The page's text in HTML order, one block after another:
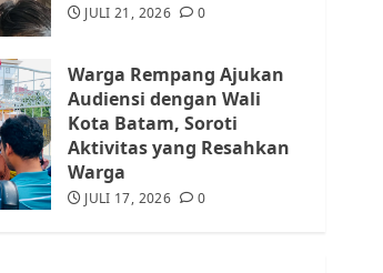
JULI 21, 2026 0
Warga Rempang Ajukan
Audiensi dengan Wali
Kota Batam, Soroti
Aktivitas yang Resahkan
Warga
JULI 17, 2026 0